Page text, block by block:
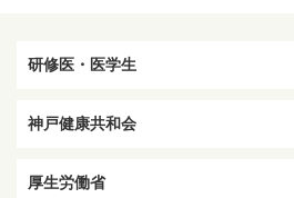
研修医・医学生
神戸健康共和会
厚生労働省